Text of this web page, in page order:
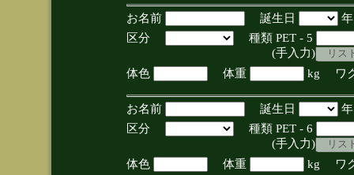
お名前 誕生日
区分
種類 PET - 5
(手入力)
体色
体重 kg ワ
お名前 誕生日
区分
種類 PET - 6
(手入力)
体色
体重 kg ワ